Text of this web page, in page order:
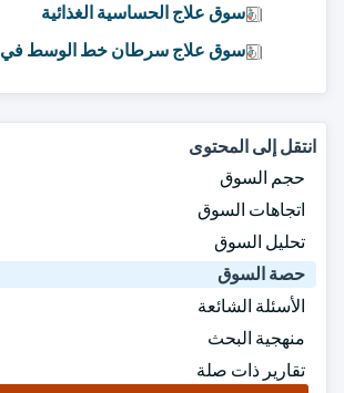
سوق علاج الحساسية الغذائية
سوق علاج سرطان خط الوسط في
انتقل إلى المحتوى
حجم السوق
اتجاهات السوق
تحليل السوق
حصة السوق
الأسئلة الشائعة
منهجية البحث
تقارير ذات صلة